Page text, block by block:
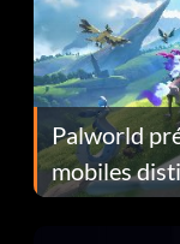
Palworld
mobiles